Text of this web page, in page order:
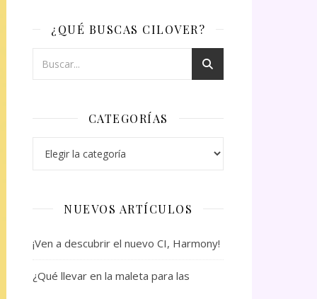
¿QUÉ BUSCAS CILOVER?
CATEGORÍAS
NUEVOS ARTÍCULOS
¡Ven a descubrir el nuevo CI, Harmony!
¿Qué llevar en la maleta para las